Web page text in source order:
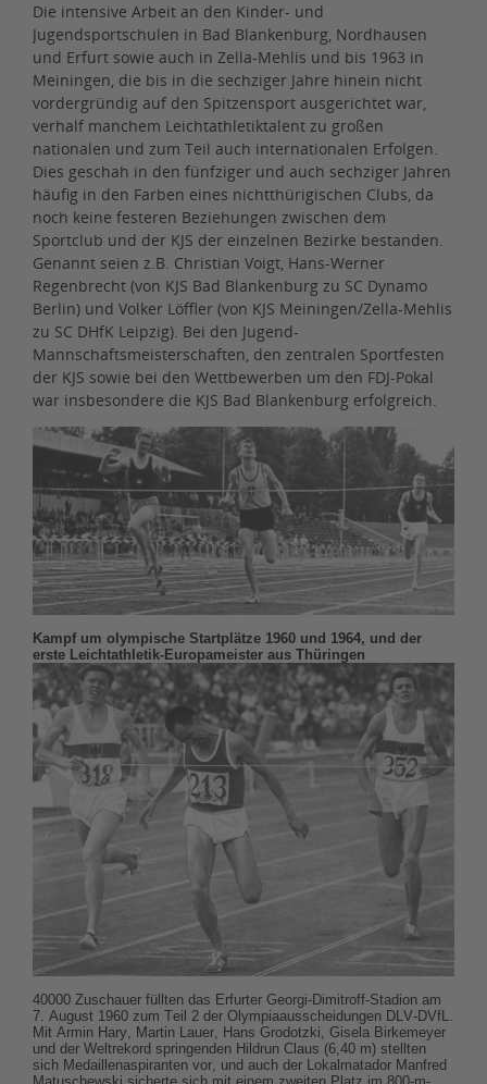
Die intensive Arbeit an den Kinder- und
Jugendsportschulen in Bad Blankenburg, Nordhausen
und Erfurt sowie auch in Zella-Mehlis und bis 1963 in
Meiningen, die bis in die sechziger Jahre hinein nicht
vordergründig auf den Spitzensport ausgerichtet war,
verhalf manchem Leichtathletiktalent zu großen
nationalen und zum Teil auch internationalen Erfolgen.
Dies geschah in den fünfziger und auch sechziger Jahren
häufig in den Farben eines nichtthürigischen Clubs, da
noch keine festeren Beziehungen zwischen dem
Sportclub und der KJS der einzelnen Bezirke bestanden.
Genannt seien z.B. Christian Voigt, Hans-Werner
Regenbrecht (von KJS Bad Blankenburg zu SC Dynamo
Berlin) und Volker Löffler (von KJS Meiningen/Zella-Mehlis
zu SC DHfK Leipzig). Bei den Jugend-
Mannschaftsmeisterschaften, den zentralen Sportfesten
der KJS sowie bei den Wettbewerben um den FDJ-Pokal
war insbesondere die KJS Bad Blankenburg erfolgreich.
Kampf um olympische Startplätze 1960 und 1964, und der
erste Leichtathletik-Europameister aus Thüringen
40000 Zuschauer füllten das Erfurter Georgi-Dimitroff-Stadion am
7. August 1960 zum Teil 2 der Olympiaausscheidungen DLV-DVfL.
Mit Armin Hary, Martin Lauer, Hans Grodotzki, Gisela Birkemeyer
und der Weltrekord springenden Hildrun Claus (6,40 m) stellten
sich Medaillenaspiranten vor, und auch der Lokalmatador Manfred